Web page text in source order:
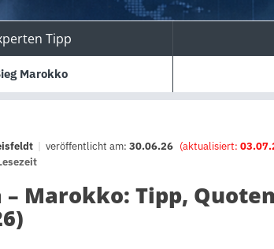
Tipp
Marokko
| veröffentlicht am: 30.06.26 (aktualisiert:
– Marokko: Tipp,